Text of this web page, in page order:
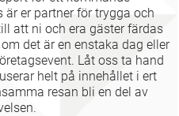
är er partner för trygga och
att ni och era gäster färdas
det är en enstaka dag eller
Låt oss ta hand
helt på innehållet i ert
resan bli en del av